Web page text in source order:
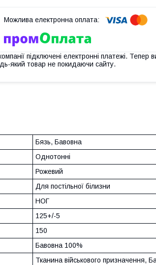
підключені електронні платежі. Тепер
який товар не покидаючи сайту.
Бязь, Бавовна
Однотонні
Рожевий
Для постільної білизни
НОГ
125+/-5
150
Бавовна 100%
Тканина військового призначення,